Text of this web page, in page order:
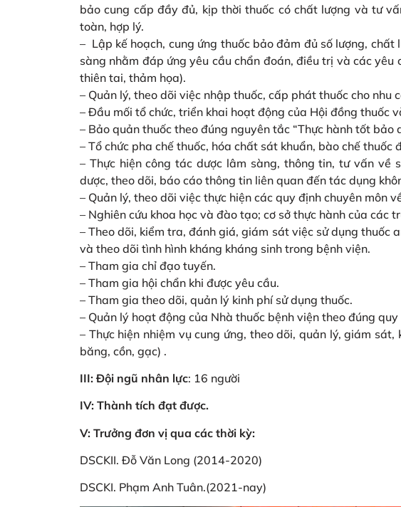
bảo cung cấp đầy đủ, kịp thời thuốc có chất lượng và tư
toàn, hợp lý.
– Lập kế hoạch, cung ứng thuốc bảo đảm đủ số lượng,
sàng nhằm đáp ứng yêu cầu chẩn đoán, điều trị và các yêu
thiên tai, thảm họa).
– Quản lý, theo dõi việc nhập thuốc, cấp phát thuốc cho nhu
– Đầu mối tổ chức, triển khai hoạt động của Hội đồng thuốc
– Bảo quản thuốc theo đúng nguyên tắc “Thực hành tốt bảo
– Tổ chức pha chế thuốc, hóa chất sát khuẩn, bào chế thuốc
– Thực hiện công tác dược lâm sàng, thông tin, tư vấn về
dược, theo dõi, báo cáo thông tin liên quan đến tác dụng
– Quản lý, theo dõi việc thực hiện các quy định chuyên môn
– Nghiên cứu khoa học và đào tạo; cơ sở thực hành của các
– Theo dõi, kiểm tra, đánh giá, giám sát việc sử dụng thuốc
và theo dõi tình hình kháng kháng sinh trong bệnh viện.
– Tham gia chỉ đạo tuyến.
– Tham gia hội chẩn khi được yêu cầu.
– Tham gia theo dõi, quản lý kinh phí sử dụng thuốc.
– Quản lý hoạt động của Nhà thuốc bệnh viện theo đúng quy
– Thực hiện nhiệm vụ cung ứng, theo dõi, quản lý, giám
băng, cồn, gạc) .
III: Đội ngũ nhân lực: 16 người
IV: Thành tích đạt được.
V: Trưởng đơn vị qua các thời kỳ:
DSCKII. Đỗ Văn Long (2014-2020)
DSCKI. Phạm Anh Tuân.(2021-nay)